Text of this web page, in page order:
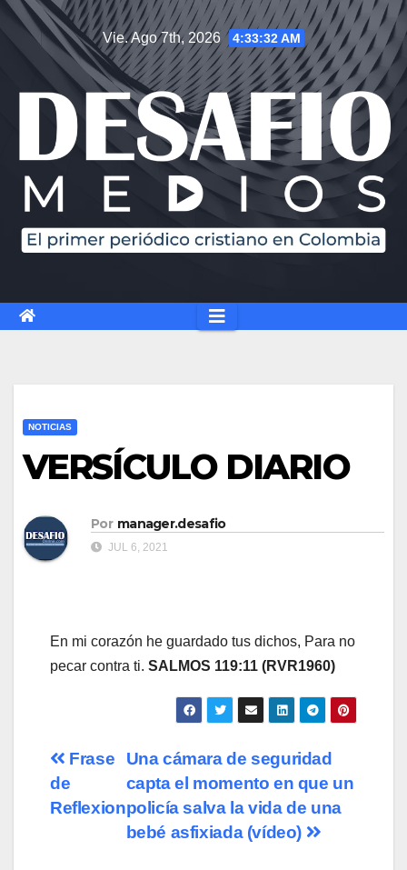
Saltar
contenido
Vie. Ago 7th, 2026 4:33:33 AM
NOTICIAS
VERSÍCULO DIARIO
Por manager.desafio
JUL 6, 2021
En mi corazón he guardado tus dichos, Para no
pecar contra ti. SALMOS 119:11 (RVR1960)
Navegación
de
entradas
Una cámara de seguridad
capta el momento en que un
policía salva la vida de una
bebé asfixiada (vídeo)
Frase
de
Reflexion